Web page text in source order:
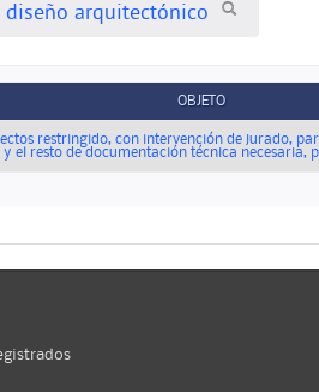
diseño arquitectónico
OBJETO
restringido, con intervención de jurado,
el resto de documentación técnica necesaria,